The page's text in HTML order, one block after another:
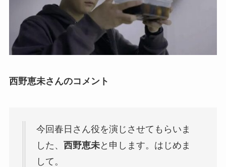
西野恵未さんのコメント
今回春日さん役を演じさせてもらいま
した、 西野恵未と申します。はじめま
して。